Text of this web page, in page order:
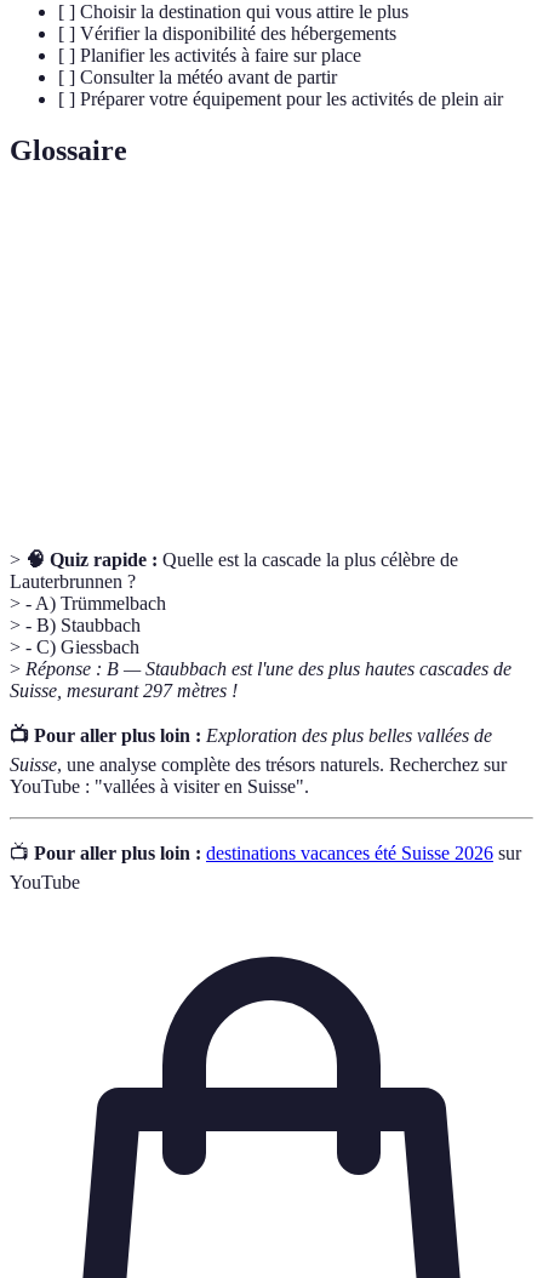
[ ] Choisir la destination qui vous attire le plus
[ ] Vérifier la disponibilité des hébergements
[ ] Planifier les activités à faire sur place
[ ] Consulter la météo avant de partir
[ ] Préparer votre équipement pour les activités de plein air
Glossaire
> 🧠 Quiz rapide : Quelle est la cascade la plus célèbre de
Lauterbrunnen ?
> - A) Trümmelbach
> - B) Staubbach
> - C) Giessbach
> Réponse : B — Staubbach est l'une des plus hautes cascades de
Suisse, mesurant 297 mètres !
📺 Pour aller plus loin : Exploration des plus belles vallées de
Suisse, une analyse complète des trésors naturels. Recherchez sur
YouTube : "vallées à visiter en Suisse".
📺 Pour aller plus loin : destinations vacances été Suisse 2026 sur
YouTube